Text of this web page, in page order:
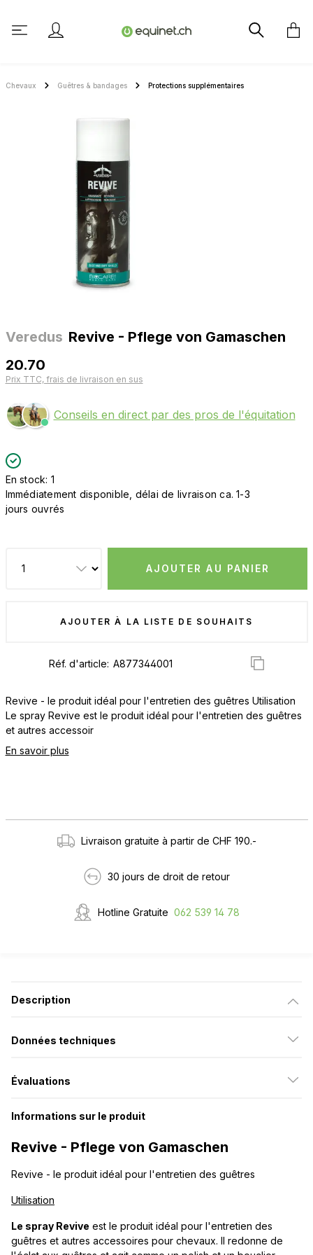
Chevaux Guêtres & bandages Protections supplémentaires
Veredus Revive - Pflege von Gamaschen
20.70
Prix TTC, frais de livraison en sus
Conseils en direct par des pros de l'équitation
En stock: 1
Immédiatement disponible, délai de livraison ca. 1-3
jours ouvrés
AJOUTER AU PANIER
AJOUTER À LA LISTE DE SOUHAITS
Réf. d'article:
Revive - le produit idéal pour l'entretien des guêtres Utilisation
Le spray Revive est le produit idéal pour l'entretien des guêtres
et autres accessoir
En savoir plus
Livraison gratuite à partir de CHF 190.-
30 jours de droit de retour
Hotline Gratuite 062 539 14 78
Description
Données techniques
Évaluations
Informations sur le produit
Revive - Pflege von Gamaschen
Revive - le produit idéal pour l'entretien des guêtres
Utilisation
Le spray Revive est le produit idéal pour l'entretien des
guêtres et autres accessoires pour chevaux. Il redonne de